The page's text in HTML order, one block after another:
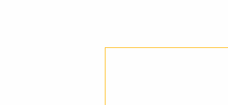
コンタミネーション